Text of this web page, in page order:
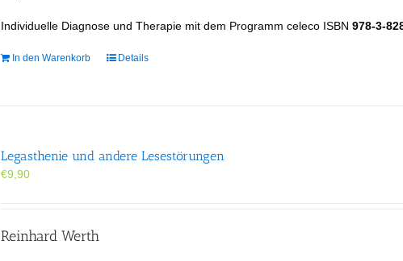
Individuelle Diagnose und Therapie mit dem Programm celeco ISBN 978-3-
In den Warenkorb Details
Legasthenie und andere Lesestörungen
€9,90
Reinhard Werth